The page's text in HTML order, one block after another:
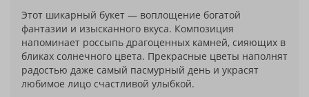
Этот шикарный букет — воплощение богатой
фантазии и изысканного вкуса. Композиция
напоминает россыпь драгоценных камней, сияющих в
бликах солнечного цвета. Прекрасные цветы наполнят
радостью даже самый пасмурный день и украсят
любимое лицо счастливой улыбкой.